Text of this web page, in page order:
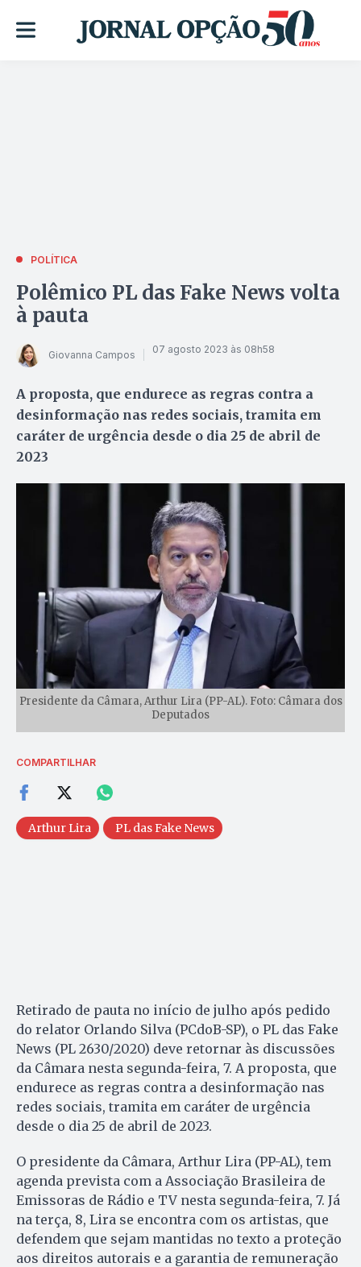
POLÍTICA
Polêmico PL das Fake News volta
à pauta
Giovanna Campos 07 agosto 2023 às 08h58
A proposta, que endurece as regras contra a
desinformação nas redes sociais, tramita em
caráter de urgência desde o dia 25 de abril de
2023
Presidente da Câmara, Arthur Lira (PP-AL). Foto: Câmara dos
Deputados
COMPARTILHAR
Arthur Lira PL das Fake News
Retirado de pauta no início de julho após pedido
do relator Orlando Silva (PCdoB-SP), o PL das Fake
News (PL 2630/2020) deve retornar às discussões
da Câmara nesta segunda-feira, 7. A proposta, que
endurece as regras contra a desinformação nas
redes sociais, tramita em caráter de urgência
desde o dia 25 de abril de 2023.
O presidente da Câmara, Arthur Lira (PP-AL), tem
agenda prevista com a Associação Brasileira de
Emissoras de Rádio e TV nesta segunda-feira, 7. Já
na terça, 8, Lira se encontra com os artistas, que
defendem que sejam mantidas no texto a proteção
aos direitos autorais e a garantia de remuneração